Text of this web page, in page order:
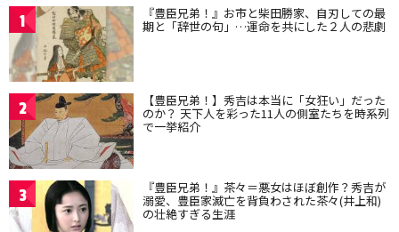
1 『豊臣兄弟！』お市と柴田勝家、自刃しての最
期と「辞世の句」…運命を共にした２人の悲劇
2 【豊臣兄弟！】秀吉は本当に「女狂い」だった
のか？ 天下人を彩った11人の側室たちを時系列
で一挙紹介
3 『豊臣兄弟！』茶々＝悪女はほぼ創作？秀吉が
溺愛、豊臣家滅亡を背負わされた茶々(井上和)
の壮絶すぎる生涯